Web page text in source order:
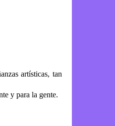
artísticas, tan
y para la gente.